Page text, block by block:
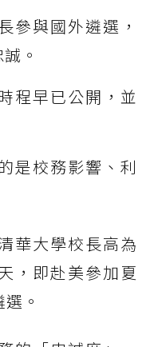
參與國外遴選，
。
程早已公開，並
是校務影響、利
華大學校長高為
，即赴美參加夏
。